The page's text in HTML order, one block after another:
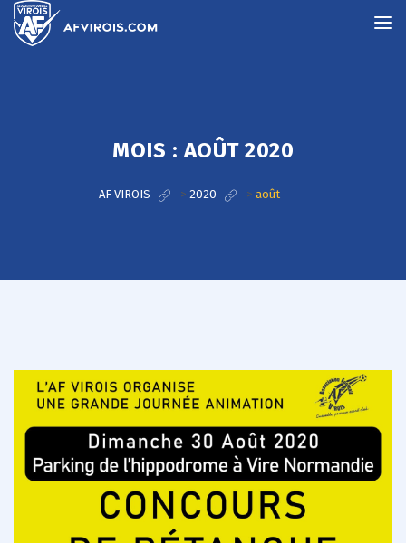
MOIS :AOÛT 2020
AF VIROIS > 2020 > août